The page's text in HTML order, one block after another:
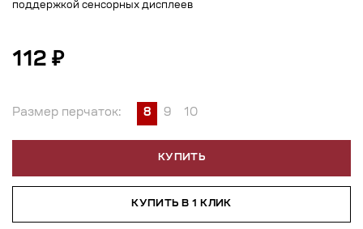
поддержкой сенсорных дисплеев
112 ₽
Размер перчаток: 8 9 10
КУПИТЬ
КУПИТЬ В 1 КЛИК